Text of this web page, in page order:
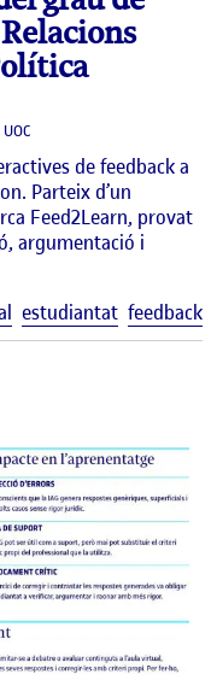
de feedback a
Parteix d’un
Feed2Learn, provat
argumentació i
estudiantat feedback